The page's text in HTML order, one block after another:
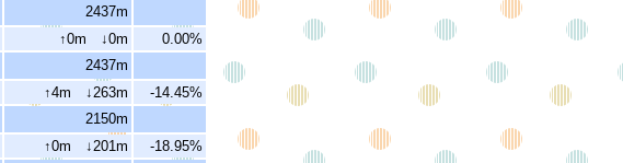
2437m
↑0m ↓0m
0.00%
2437m
↑4m ↓263m
-14.45%
2150m
↑0m ↓201m
-18.95%